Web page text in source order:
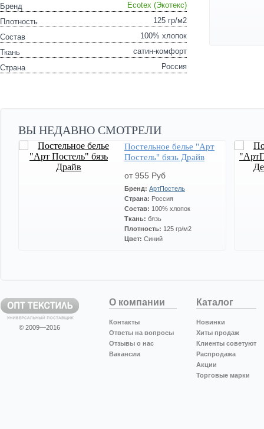
Бренд
Ecotex (Экотекс)
Плотность
125 гр/м2
Состав
100% хлопок
Ткань
сатин-комфорт
Страна
Россия
ВЫ НЕДАВНО СМОТРЕЛИ
Постельное белье "Арт
Постель" бязь Драйв
от 955 Руб
Бренд: АртПостель
Страна: Россия
Состав: 100% хлопок
Ткань: бязь
Плотность: 125 гр/м2
Цвет: Синий
© 2009—2016
О компании
Контакты
Ответы на вопросы
Отзывы о нас
Вакансии
Каталог
Новинки
Хиты продаж
Клиенты советуют
Распродажа
Акции
Торговые марки